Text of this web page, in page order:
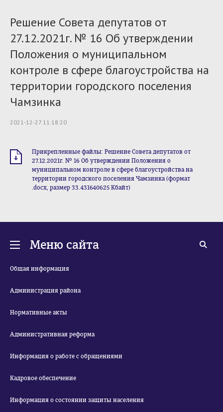
Решение Совета депутатов от
27.12.2021г. № 16 Об утверждении
Положения о муниципальном
контроле в сфере благоустройства на
территории городского поселения
Чамзинка
2021-12-27 11:18:20
Прикрепленные файлы: Решение Совета депутатов от
27.12.2021г. № 16 Об утверждении Положения о
муниципальном контроле в сфере благоустройства на
территории городского поселения Чамзинка (формат
.docx, размер 33.431640625 Кбайт)
Меню сайта
Общая информация
Администрация района
Нормативные акты
Административная реформа
Информация о работе с обращениями
Кадровое обеспечение
Информация о состоянии защиты населения